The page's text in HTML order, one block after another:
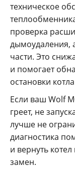
техническое
проверка
дымоудаления,
части. Это
и помогает
остановки
Если ваш Wolf
греет, не
лучше не
диагностика
и вернуть
замен.